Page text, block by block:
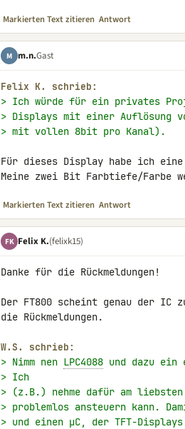
Markierten Text zitieren Antwort
M m.n.Gast
Felix K. schrieb:
> Ich würde für ein privates
> Displays mit einer Auflösung
> mit vollen 8bit pro Kanal).
Für dieses Display habe ich eine
Meine zwei Bit Farbtiefe/Farbe
Markierten Text zitieren Antwort
FK Felix K.(felixk15)
Danke für die Rückmeldungen!
Der FT800 scheint genau der
die Rückmeldungen.
W.S. schrieb:
> Nimm nen LPC4088 und dazu ein
> Ich
> (z.B.) nehme dafür am
> problemlos ansteuern kann.
> und einen µC, der TFT-